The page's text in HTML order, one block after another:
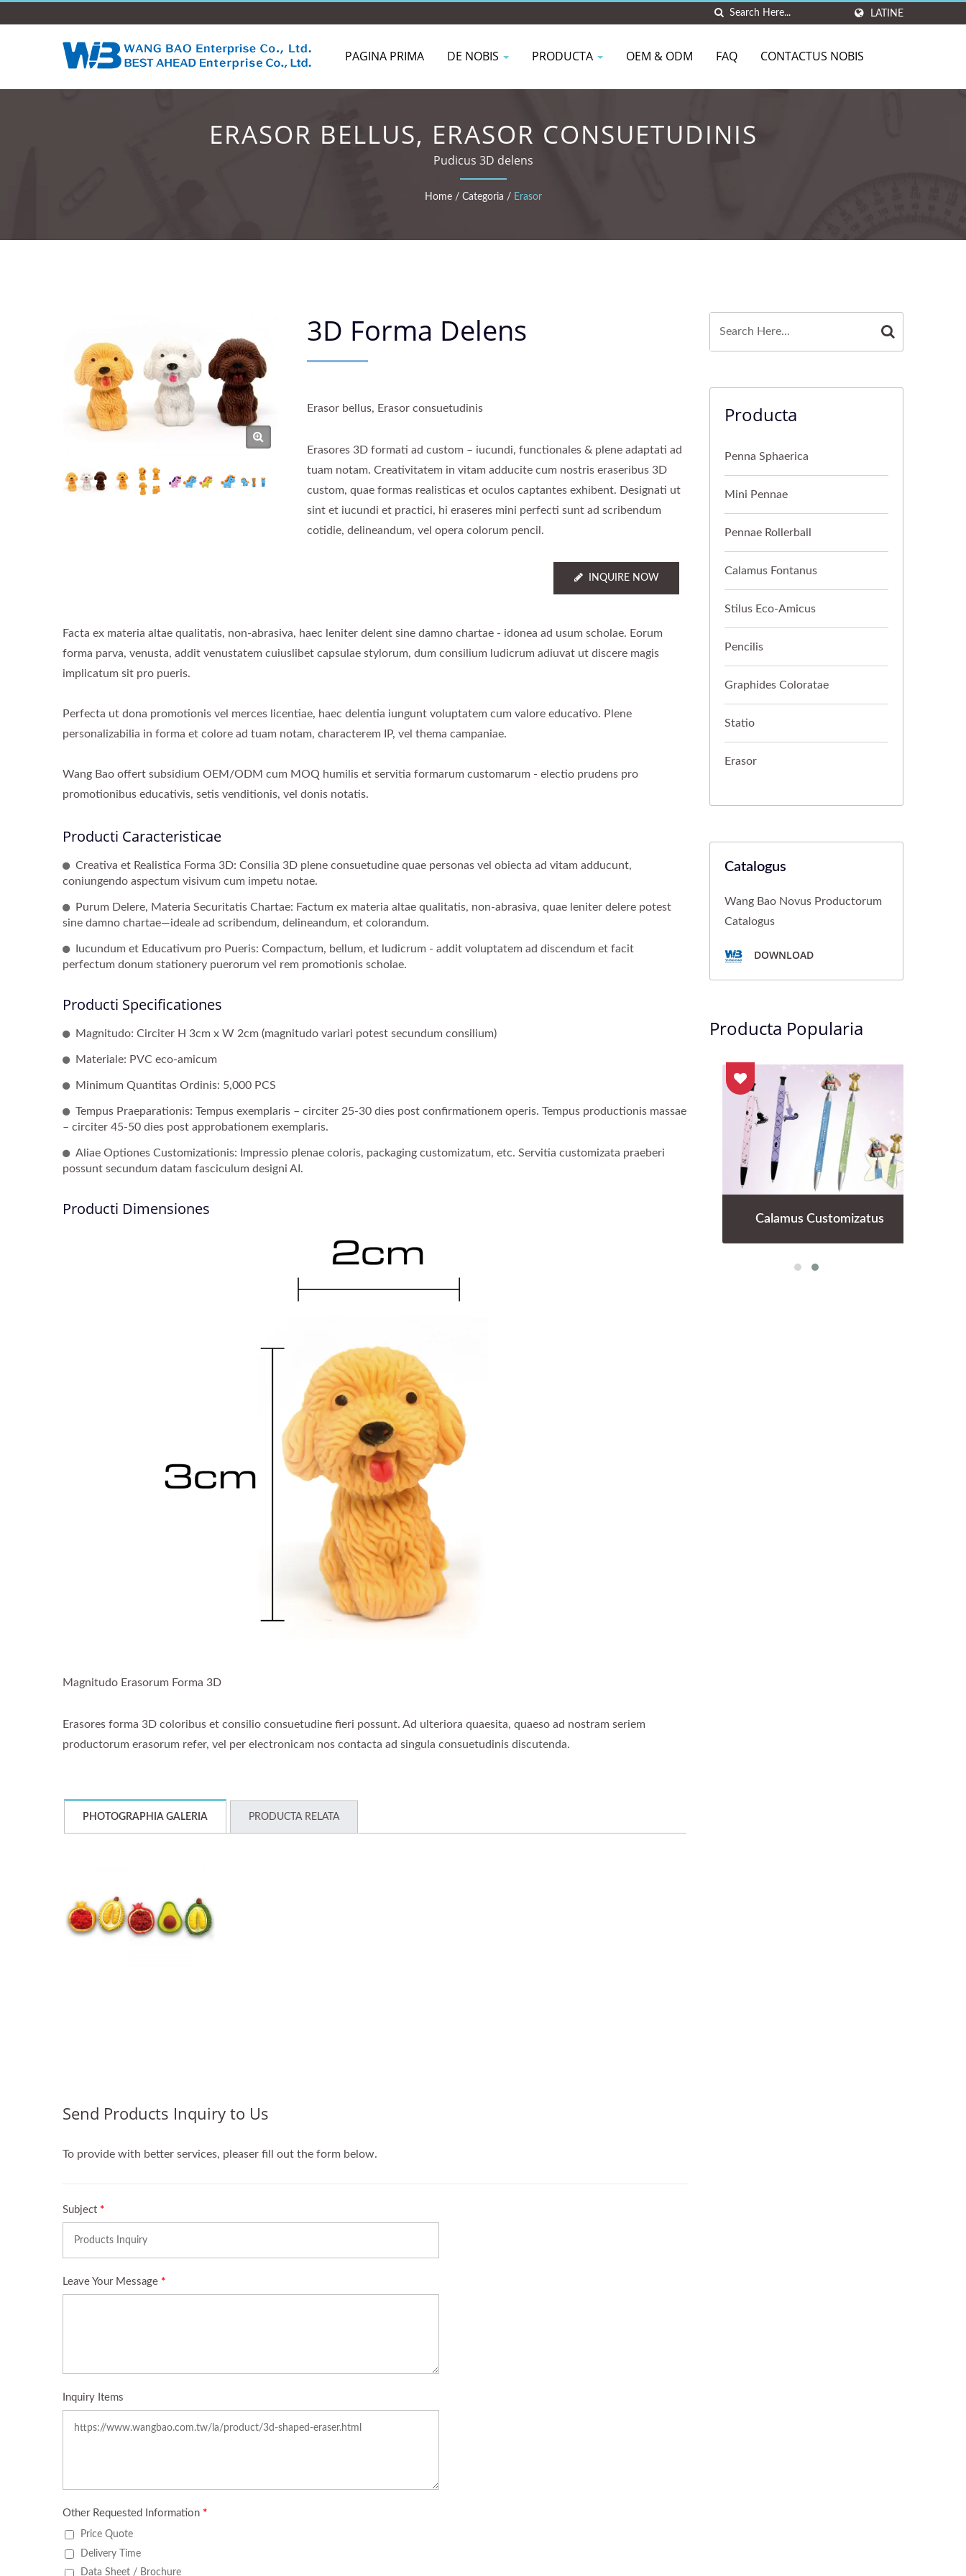
LATINE
PAGINA PRIMA DE NOBIS PRODUCTA OEM & ODM FAQ CONTACTUS NOBIS
ERASOR BELLUS, ERASOR CONSUETUDINIS
Pudicus 3D delens
Home / Categoria / Erasor
3D Forma Delens
Erasor bellus, Erasor consuetudinis
Erasores 3D formati ad custom – iucundi, functionales & plene adaptati ad
tuam notam. Creativitatem in vitam adducite cum nostris eraseribus 3D
custom, quae formas realisticas et oculos captantes exhibent. Designati ut
sint et iucundi et practici, hi eraseres mini perfecti sunt ad scribendum
cotidie, delineandum, vel opera colorum pencil.
INQUIRE NOW
Facta ex materia altae qualitatis, non-abrasiva, haec leniter delent sine damno chartae - idonea ad usum scholae. Eorum
forma parva, venusta, addit venustatem cuiuslibet capsulae stylorum, dum consilium ludicrum adiuvat ut discere magis
implicatum sit pro pueris.
Perfecta ut dona promotionis vel merces licentiae, haec delentia iungunt voluptatem cum valore educativo. Plene
personalizabilia in forma et colore ad tuam notam, characterem IP, vel thema campaniae.
Wang Bao offert subsidium OEM/ODM cum MOQ humilis et servitia formarum customarum - electio prudens pro
promotionibus educativis, setis venditionis, vel donis notatis.
Producti Caracteristicae
Creativa et Realistica Forma 3D: Consilia 3D plene consuetudine quae personas vel obiecta ad vitam adducunt,
coniungendo aspectum visivum cum impetu notae.
Purum Delere, Materia Securitatis Chartae: Factum ex materia altae qualitatis, non-abrasiva, quae leniter delere potest
sine damno chartae—ideale ad scribendum, delineandum, et colorandum.
Iucundum et Educativum pro Pueris: Compactum, bellum, et ludicrum - addit voluptatem ad discendum et facit
perfectum donum stationery puerorum vel rem promotionis scholae.
Producti Specificationes
Magnitudo: Circiter H 3cm x W 2cm (magnitudo variari potest secundum consilium)
Materiale: PVC eco-amicum
Minimum Quantitas Ordinis: 5,000 PCS
Tempus Praeparationis: Tempus exemplaris – circiter 25-30 dies post confirmationem operis. Tempus productionis massae
– circiter 45-50 dies post approbationem exemplaris.
Aliae Optiones Customizationis: Impressio plenae coloris, packaging customizatum, etc. Servitia customizata praeberi
possunt secundum datam fasciculum designi AI.
Producti Dimensiones
Magnitudo Erasorum Forma 3D
Erasores forma 3D coloribus et consilio consuetudine fieri possunt. Ad ulteriora quaesita, quaeso ad nostram seriem
productorum erasorum refer, vel per electronicam nos contacta ad singula consuetudinis discutenda.
PHOTOGRAPHIA GALERIA PRODUCTA RELATA
Producta
Penna Sphaerica
Mini Pennae
Pennae Rollerball
Calamus Fontanus
Stilus Eco-Amicus
Pencilis
Graphides Coloratae
Statio
Erasor
Catalogus
Wang Bao Novus Productorum
Catalogus
DOWNLOAD
Producta Popularia
Calamus Customizatus